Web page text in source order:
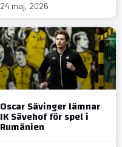
24 maj, 2026
Oscar Sävinger lämnar
IK Sävehof för spel i
Rumänien